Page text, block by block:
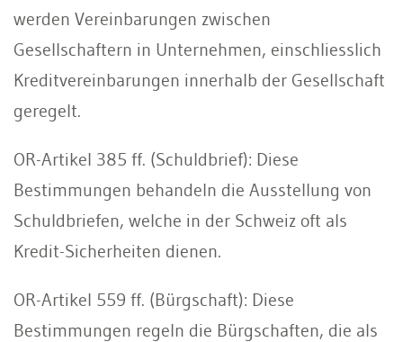
werden Vereinbarungen zwischen
Gesellschaftern in Unternehmen, einschliesslich
Kreditvereinbarungen innerhalb der Gesellschaft
geregelt.
OR-Artikel 385 ff. (Schuldbrief): Diese
Bestimmungen behandeln die Ausstellung von
Schuldbriefen, welche in der Schweiz oft als
Kredit-Sicherheiten dienen.
OR-Artikel 559 ff. (Bürgschaft): Diese
Bestimmungen regeln die Bürgschaften, die als